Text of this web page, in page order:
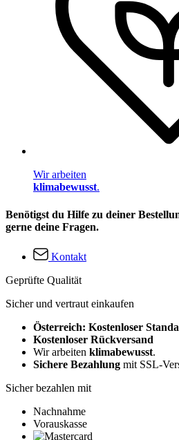
Wir arbeiten
klimabewusst.
Benötigst du Hilfe zu deiner
gerne deine Fragen.
Kontakt
Geprüfte Qualität
Sicher und vertraut einkaufen
Österreich: Kostenloser
Kostenloser Rückversand
Wir arbeiten klimabewusst.
Sichere Bezahlung mit SSL-
Sicher bezahlen mit
Nachnahme
Vorauskasse